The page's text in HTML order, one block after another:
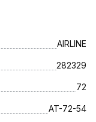
AIRLINE
282329
72
AT-72-54